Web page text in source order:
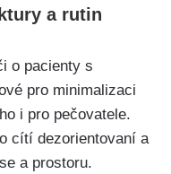
a rutin
o pacienty s
pro minimalizaci
i pro pečovatele.
cítí dezorientovaní a
a prostoru.